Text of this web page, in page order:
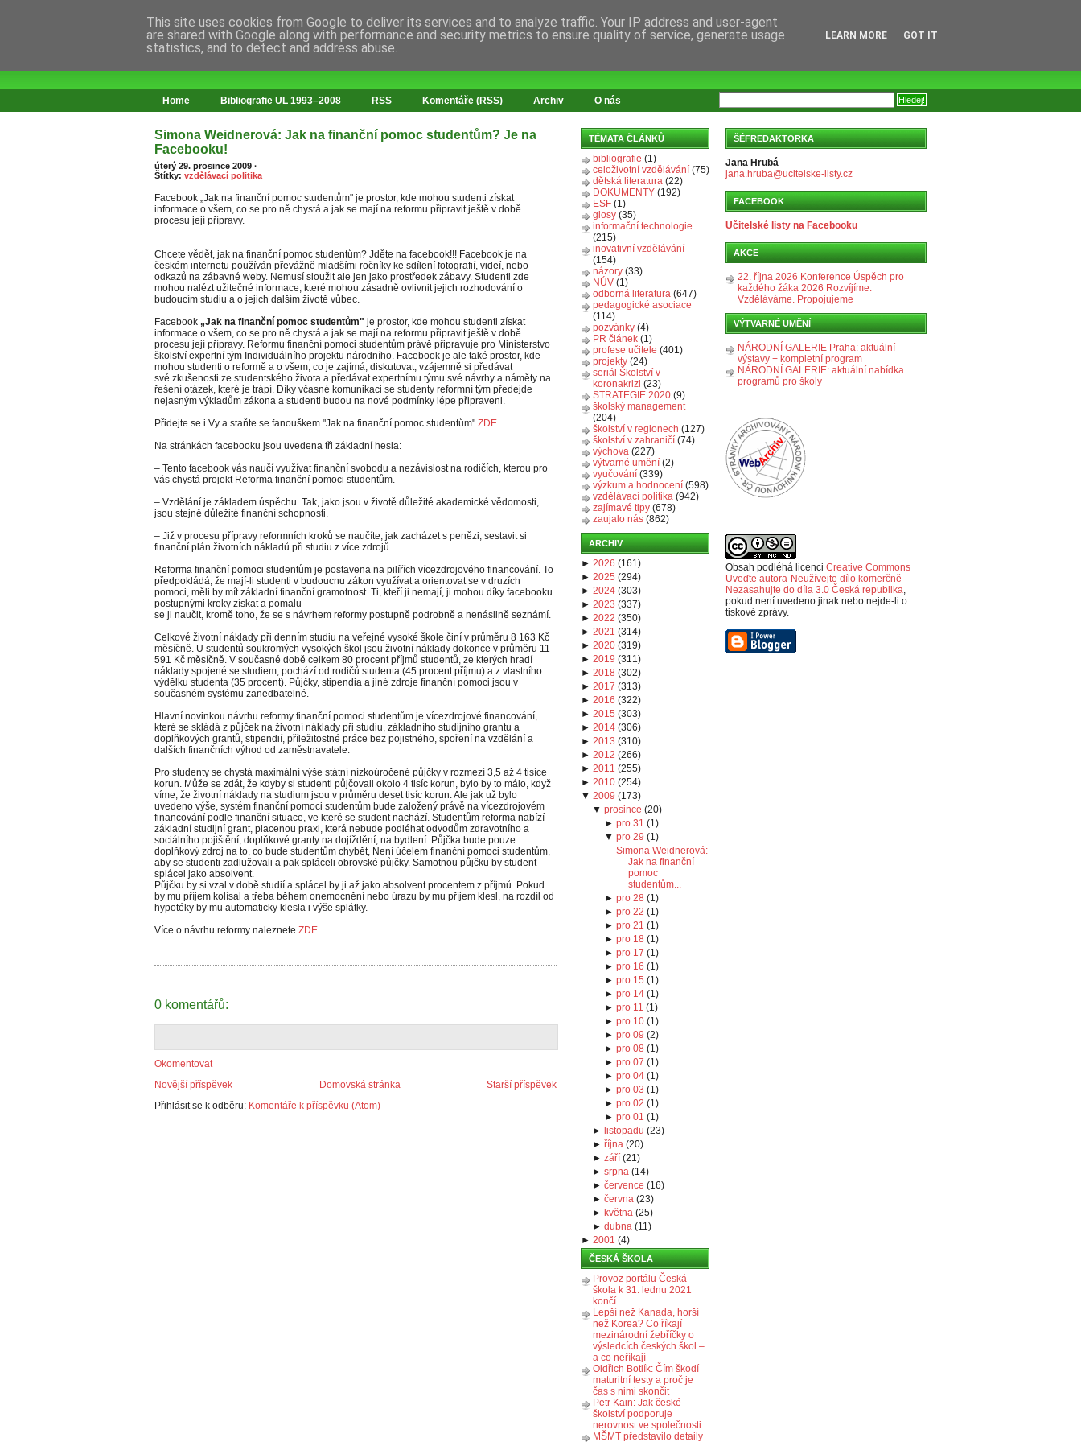
Home Bibliografie UL 1993–2008 RSS Komentáře (RSS) Archiv O nás
Simona Weidnerová: Jak na finanční pomoc studentům? Je na
Facebooku!
úterý 29. prosince 2009 ·
Štítky: vzdělávací politika
Facebook „Jak na finanční pomoc studentům" je prostor, kde mohou studenti získat
informace o všem, co se pro ně chystá a jak se mají na reformu připravit ještě v době
procesu její přípravy.
Chcete vědět, jak na finanční pomoc studentům? Jděte na facebook!!! Facebook je na
českém internetu používán převážně mladšími ročníky ke sdílení fotografií, videí, nebo
odkazů na zábavné weby. Nemusí sloužit ale jen jako prostředek zábavy. Studenti zde
mohou nalézt užitečné informace, které mohou zásadně ovlivnit jejich rozhodování o
budoucím studiu a o jejich dalším životě vůbec.
Facebook „Jak na finanční pomoc studentům" je prostor, kde mohou studenti získat
informace o všem, co se pro ně chystá a jak se mají na reformu připravit ještě v době
procesu její přípravy. Reformu finanční pomoci studentům právě připravuje pro Ministerstvo
školství expertní tým Individuálního projektu národního. Facebook je ale také prostor, kde
mohou studenti o reformě a o všem, co je zajímá, diskutovat, vzájemně si předávat
své zkušenosti ze studentského života a předávat expertnímu týmu své návrhy a náměty na
řešení otázek, které je trápí. Díky včasné komunikaci se studenty reformní tým předejde
nejasným výkladům zákona a studenti budou na nové podmínky lépe připraveni.
Přidejte se i Vy a staňte se fanouškem "Jak na finanční pomoc studentům" ZDE.
Na stránkách facebooku jsou uvedena tři základní hesla:
– Tento facebook vás naučí využívat finanční svobodu a nezávislost na rodičích, kterou pro
vás chystá projekt Reforma finanční pomoci studentům.
– Vzdělání je základem úspěchu. Tak, jako jsou v životě důležité akademické vědomosti,
jsou stejně důležité finanční schopnosti.
– Již v procesu přípravy reformních kroků se naučíte, jak zacházet s penězi, sestavit si
finanční plán životních nákladů při studiu z více zdrojů.
Reforma finanční pomoci studentům je postavena na pilířích vícezdrojového financování. To
předpokládá, že mají-li studenti v budoucnu zákon využívat a orientovat se v druzích
pomoci, měli by mít základní finanční gramotnost. Ti, kteří ji nemají, ji mohou díky facebooku
postupnými kroky získat a pomalu
se ji naučit, kromě toho, že se s návrhem reformy postupně podrobně a nenásilně seznámí.
Celkové životní náklady při denním studiu na veřejné vysoké škole činí v průměru 8 163 Kč
měsíčně. U studentů soukromých vysokých škol jsou životní náklady dokonce v průměru 11
591 Kč měsíčně. V současné době celkem 80 procent příjmů studentů, ze kterých hradí
náklady spojené se studiem, pochází od rodičů studenta (45 procent příjmu) a z vlastního
výdělku studenta (35 procent). Půjčky, stipendia a jiné zdroje finanční pomoci jsou v
současném systému zanedbatelné.
Hlavní novinkou návrhu reformy finanční pomoci studentům je vícezdrojové financování,
které se skládá z půjček na životní náklady při studiu, základního studijního grantu a
doplňkových grantů, stipendií, příležitostné práce bez pojistného, spoření na vzdělání a
dalších finančních výhod od zaměstnavatele.
Pro studenty se chystá maximální výše státní nízkoúročené půjčky v rozmezí 3,5 až 4 tisíce
korun. Může se zdát, že kdyby si studenti půjčovali okolo 4 tisíc korun, bylo by to málo, když
víme, že životní náklady na studium jsou v průměru deset tisíc korun. Ale jak už bylo
uvedeno výše, systém finanční pomoci studentům bude založený právě na vícezdrojovém
financování podle finanční situace, ve které se student nachází. Studentům reforma nabízí
základní studijní grant, placenou praxi, která nebude podléhat odvodům zdravotního a
sociálního pojištění, doplňkové granty na dojíždění, na bydlení. Půjčka bude pouze
doplňkový zdroj na to, co bude studentům chybět, Není účelem finanční pomoci studentům,
aby se studenti zadlužovali a pak spláceli obrovské půjčky. Samotnou půjčku by student
splácel jako absolvent.
Půjčku by si vzal v době studií a splácel by ji až jako absolvent procentem z příjmů. Pokud
by mu příjem kolísal a třeba během onemocnění nebo úrazu by mu příjem klesl, na rozdíl od
hypotéky by mu automaticky klesla i výše splátky.
Více o návrhu reformy naleznete ZDE.
0 komentářů:
Okomentovat
Novější příspěvek
Starší příspěvek
Domovská stránka
Přihlásit se k odběru: Komentáře k příspěvku (Atom)
TÉMATA ČLÁNKŮ
bibliografie (1)
celoživotní vzdělávání (75)
dětská literatura (22)
DOKUMENTY (192)
ESF (1)
glosy (35)
informační technologie
(215)
inovativní vzdělávání
(154)
názory (33)
NÚV (1)
odborná literatura (647)
pedagogické asociace
(114)
pozvánky (4)
PR článek (1)
profese učitele (401)
projekty (24)
seriál Školství v
koronakrizi (23)
STRATEGIE 2020 (9)
školský management
(204)
školství v regionech (127)
školství v zahraničí (74)
výchova (227)
výtvarné umění (2)
vyučování (339)
výzkum a hodnocení (598)
vzdělávací politika (942)
zajímavé tipy (678)
zaujalo nás (862)
ARCHIV
► 2026 (161)
► 2025 (294)
► 2024 (303)
► 2023 (337)
► 2022 (350)
► 2021 (314)
► 2020 (319)
► 2019 (311)
► 2018 (302)
► 2017 (313)
► 2016 (322)
► 2015 (303)
► 2014 (306)
► 2013 (310)
► 2012 (266)
► 2011 (255)
► 2010 (254)
▼ 2009 (173)
▼prosince (20)
► pro 31 (1)
▼ pro 29 (1)
Simona Weidnerová:
Jak na finanční
pomoc
studentům...
► pro 28 (1)
► pro 22 (1)
► pro 21 (1)
► pro 18 (1)
► pro 17 (1)
► pro 16 (1)
► pro 15 (1)
► pro 14(1)
► pro 11 (1)
► pro 10(1)
► pro 09 (2)
► pro 08 (1)
► pro 07 (1)
► pro 04(1)
► pro 03 (1)
► pro 02 (1)
► pro 01 (1)
► listopadu (23)
►října (20)
►září (21)
►srpna (14)
►července (16)
►června (23)
► května (25)
►dubna (11)
► 2001 (4)
ČESKÁ ŠKOLA
Provoz portálu Česká
škola k 31. lednu 2021
končí
Lepší než Kanada, horší
než Korea? Co říkají
mezinárodní žebříčky o
výsledcích českých škol –
a co neříkají
Oldřich Botlík: Čím škodí
maturitní testy a proč je
čas s nimi skončit
Petr Kain: Jak české
školství podporuje
nerovnost ve společnosti
MŠMT představilo detaily
ŠÉFREDAKTORKA
Jana Hrubá
jana.hruba@ucitelske-listy.cz
FACEBOOK
Učitelské listy na Facebooku
AKCE
22. října 2026 Konference Úspěch pro
každého žáka 2026 Rozvíjíme.
Vzděláváme. Propojujeme
VÝTVARNÉ UMĚNÍ
NÁRODNÍ GALERIE Praha: aktuální
výstavy + kompletní program
NÁRODNÍ GALERIE: aktuální nabídka
programů pro školy
Obsah podléhá licenci Creative Commons
Uveďte autora-Neužívejte dílo komerčně-
Nezasahujte do díla 3.0 Česká republika,
pokud není uvedeno jinak nebo nejde-li o
tiskové zprávy.
This site uses cookies from Google to deliver its services and to analyze traffic. Your IP address and user-agent
are shared with Google along with performance and security metrics to ensure quality of service, generate usage
statistics, and to detect and address abuse.
LEARN MORE GOT IT